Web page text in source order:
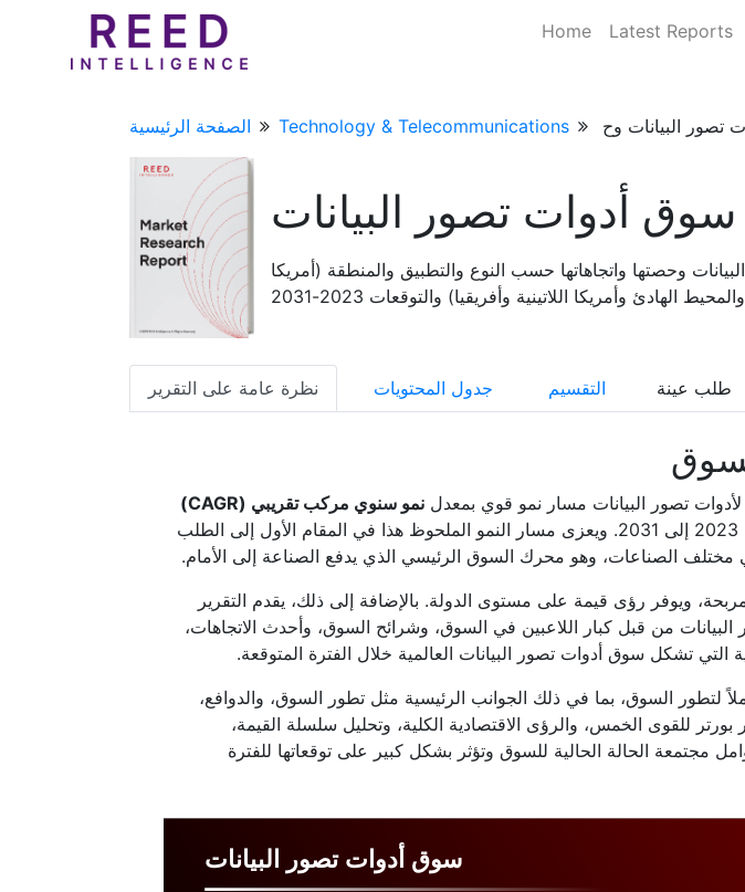
Home Latest Reports
الصفحة الرئيسية Technology & Telecommunications
سوق أدوات تصور البيانات
وحصتها واتجاهاتها حسب النوع والتطبيق والمنطقة (أمريكا
الهادئ وأمريكا اللاتينية وأفريقيا) والتوقعات 2023-2031
نظرة عامة على التقرير جدول المحتويات التقسيم
تصور البيانات مسار نمو قوي بمعدل
نمو سنوي مركب تقريبي (CAGR)
خلال الفترة المتوقعة من 2023 إلى 2031. ويعزى مسار النمو الملحوظ هذا في المقام الأول إلى الطلب
مختلف الصناعات، وهو محرك السوق الرئيسي الذي يدفع الصناعة إلى الأمام.
ويوفر رؤى قيمة على مستوى الدولة. بالإضافة إلى ذلك، يقدم التقرير
من قبل كبار اللاعبين في السوق، وشرائح السوق، وأحدث الاتجاهات،
التي تشكل سوق أدوات تصور البيانات العالمية خلال الفترة المتوقعة.
لتطور السوق، بما في ذلك الجوانب الرئيسية مثل تطور السوق، والدوافع،
بورتر للقوى الخمس، والرؤى الاقتصادية الكلية، وتحليل سلسلة القيمة،
مجتمعة الحالة الحالية للسوق وتؤثر بشكل كبير على توقعاتها للفترة
سوق أدوات تصور البيانات